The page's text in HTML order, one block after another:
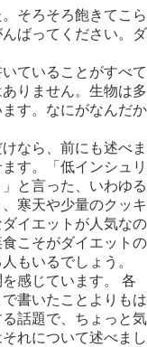
そろそろ飽きてこら
ばってください。ダ
ていることがすべて
りません。生物は多
す。なにがなんだか
なら、前にも述べま
す。「低インシュリ
と言った、いわゆる
寒天や少量のクッキ
イエットが人気なの
こそがダイエットの
もいるでしょう。
感じています。 各
書いたことよりもは
話題で、ちょっと気
れについて述べまし